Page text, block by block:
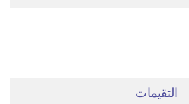
التقيمات